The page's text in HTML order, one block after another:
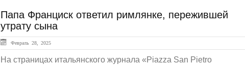
Папа Франциск ответил римлянке, пережившей
утрату сына
Февраль 28, 2025
На страницах итальянского журнала «Piazza San Pietro